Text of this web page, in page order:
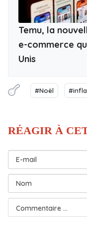
Temu, la
e-commerce
Unis
#Noël